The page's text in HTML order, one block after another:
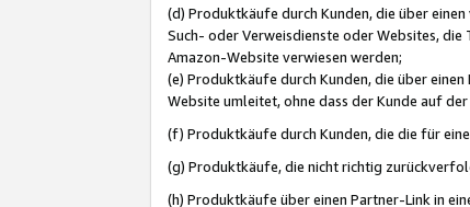
(d) Produktkäufe durch Kunden, die über
Such- oder Verweisdienste oder Websites, die
Amazon-Website verwiesen werden;
(e) Produktkäufe durch Kunden, die über
Website umleitet, ohne dass der Kunde auf
(f) Produktkäufe durch Kunden, die die für
(g) Produktkäufe, die nicht richtig
(h) Produktkäufe über einen Partner-Link in